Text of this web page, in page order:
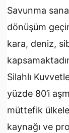
Savunma
dönüşüm
kara, deniz,
Silahlı
yüzde 80’i
müttefik
kaynağı ve